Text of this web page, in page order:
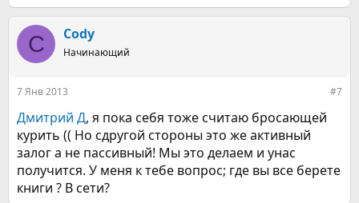
C Cody
Начинающий
7 Янв 2013 #7
Дмитрий Д, я пока себя тоже считаю бросающей
курить (( Но сдругой стороны это же активный
залог а не пассивный! Мы это делаем и унас
получится. У меня к тебе вопрос; где вы все берете
книги ? В сети?